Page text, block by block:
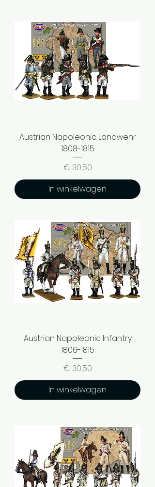
Austrian Napoleonic Landwehr
1808-1815
Prijs
€ 30,50
In winkelwagen
Austrian Napoleonic Infantry
1806-1815
Prijs
€ 30,50
In winkelwagen